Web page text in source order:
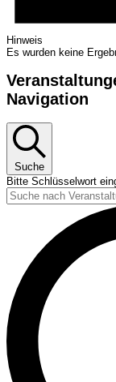
Hinweis
Es wurden keine
Navigation
Suche
Bitte Schlüsselwort